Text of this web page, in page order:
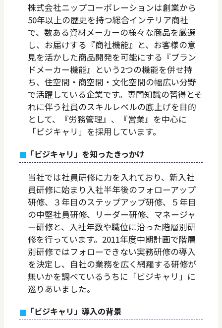
株式会社ニップコーポレーションは創業から
50年以上の歴史を持つ総合インテリア商社
で、数ある資材メーカーの様々な商品を厳選
し、お届けする『商社機能』と、お客様の意
見を活かした商品開発を可能にする『ブラン
ドメーカー機能』という2つの機能を併せ持
ち、住空間・商空間・文化空間の幅広い分野
で活躍している企業です。専門知識の習得とそ
れに伴う社員のスキルレベルの底上げを目的
として、『労務管理』、『営業』を中心に
「ビジキャリ」を採用しています。
「ビジキャリ」を知ったきっかけ
当社では社員研修に力を入れており、新入社
員研修に始まり入社半年後のフォローアップ
研修、３年目のステップアップ研修、５年目
の中堅社員研修、リーダー研修、マネージャ
ー研修と、入社年数や職位に沿った階層別研
修を行っています。2011年度中期計画で階層
別研修ではフォローできない実務研修の導入
を決定し、自社の業務を広く網羅する研修が
無いかを調べているうちに「ビジキャリ」に
巡りあいました。
「ビジキャリ」導入の背景